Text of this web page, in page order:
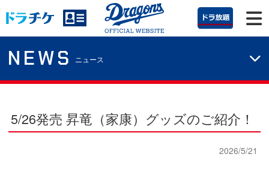
NEWS ニュース
5/26発売 昇竜（家康）グッズのご紹介！
2026/5/21